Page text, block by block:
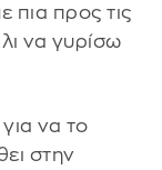
πια προς τις
να γυρίσω
να το
στην